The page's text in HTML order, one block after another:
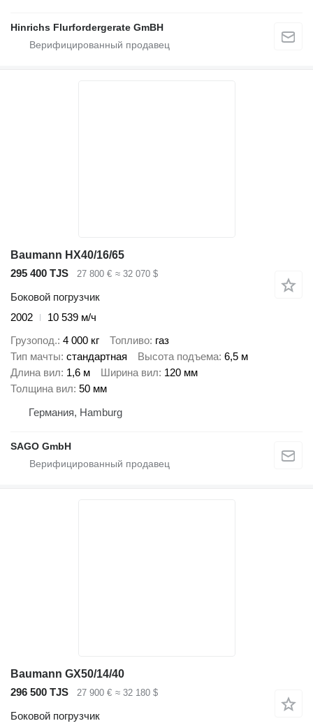
Hinrichs Flurfordergerate GmBH
Baumann HX40/16/65
295 400 TJS
27 800 € ≈ 32 070 $
Боковой погрузчик
2002
10 539 м/ч
Грузопод. 4 000 кг Топливо газ
Тип мачты стандартная Высота подъема 6,5 м
Длина вил 1,6 м Ширина вил 120 мм
Толщина вил 50 мм
Германия, Hamburg
SAGO GmbH
Baumann GX50/14/40
296 500 TJS
27 900 € ≈ 32 180 $
Боковой погрузчик